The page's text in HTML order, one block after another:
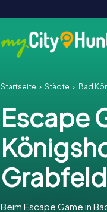
Startseite Städte Bad
Escape
Grabfeld
Beim Escape Game in